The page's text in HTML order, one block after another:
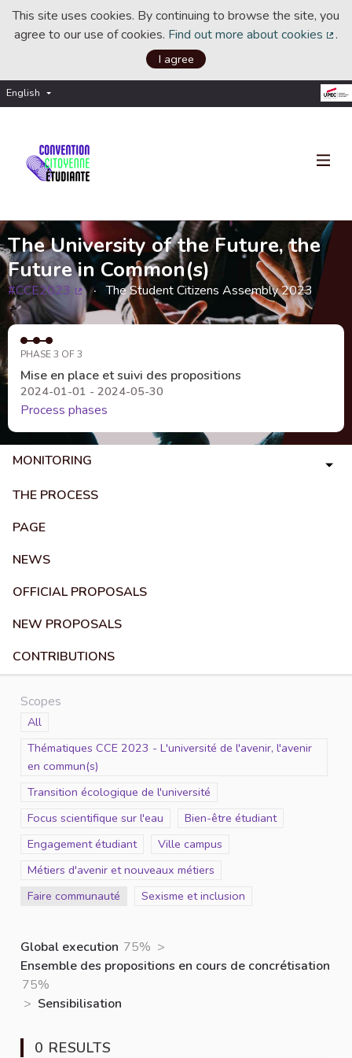
This site uses cookies. By continuing to browse the site, you
agree to our use of cookies. Find out more about cookies .
I agree
English Choisir la langue
The University of the Future, the
Future in Common(s)
#CCE2023
(External link)
The Student Citizens Assembly 2023
PHASE 3 OF 3
Mise en place et suivi des propositions
2024-01-01 - 2024-05-30
Process phases
MONITORING
THE PROCESS
PAGE
NEWS
OFFICIAL PROPOSALS
NEW PROPOSALS
CONTRIBUTIONS
Scopes
Scope
All
Scope
Thématiques CCE 2023 - L'université de l'avenir, l'avenir
en commun(s)
Scope
Transition écologique de l'université
Scope
Focus scientifique sur l'eau Scope
Bien-être étudiant
Scope
Engagement étudiant Scope
Ville campus
Scope
Métiers d'avenir et nouveaux métiers
Scope
Faire communauté Scope
Sexisme et inclusion
Global execution 75% >
Ensemble des propositions en cours de concrétisation
75%
> Sensibilisation
0 RESULTS